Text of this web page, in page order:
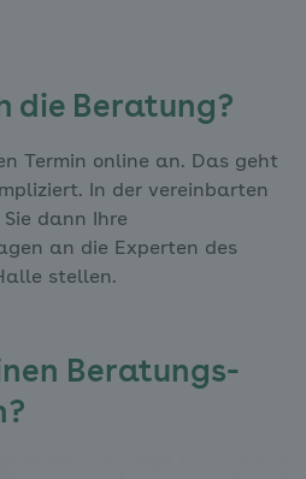
die Beratung?
Termin online an. Das geht
In der vereinbarten
dann Ihre
an die Experten des
stellen.
Beratungs-